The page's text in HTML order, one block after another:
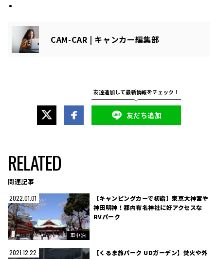
CAM-CAR | キャンカー編集部
友だち追加
RELATED
関連記事
2022.01.01
車中泊
【キャンピングカーで初詣】東京大神宮や
神田明神！都内有名神社に好アクセスな
RVパーク
2021.12.22
【くるま旅パーク UDガーデン】焚火や外